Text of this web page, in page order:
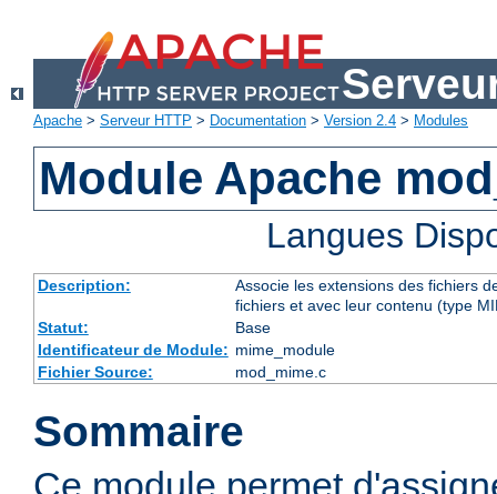
Apache > Serveur HTTP > Documentation > Version 2.4 > Modules
Module Apache
Langues
Description:
Associe les extensions des fichiers
fichiers et avec leur contenu (type
Statut:
Base
Identificateur de Module: mime_module
Fichier Source:
mod_mime.c
Sommaire